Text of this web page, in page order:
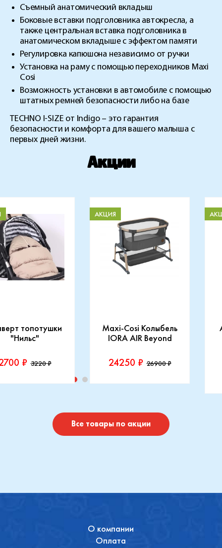
Съемный анатомический вкладыш
Боковые вставки подголовника автокресла, а
также центральная вставка подголовника в
анатомическом вкладыше с эффектом памяти
Регулировка капюшона независимо от ручки
Установка на раму с помощью переходников Maxi
Cosi
Возможность установки в автомобиле с помощью
штатных ремней безопасности либо на базе
TECHNO I-SIZE от Indigo – это гарантия
безопасности и комфорта для вашего малыша с
первых дней жизни.
Акции
топотушки
"Нильс"
₽ 3220 ₽
Maxi-Cosi Колыбель
IORA AIR Beyond
АКЦИЯ
24250 ₽ 26900 ₽
Производитель::
Купить
Все товары по акции
О компании
Оплата